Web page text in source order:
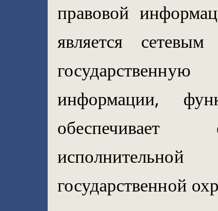
правовой
является
информации,
обеспечивает
государственной